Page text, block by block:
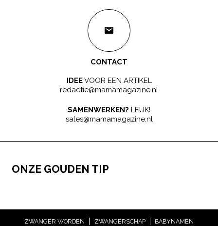
CONTACT
IDEEVOOR EEN ARTIKEL
redactie@mamamagazine.nl
SAMENWERKEN? LEUK!
sales@mamamagazine.nl
ONZE GOUDEN TIP
ZWANGER WORDEN ZWANGERSCHAP
BABYNAMEN